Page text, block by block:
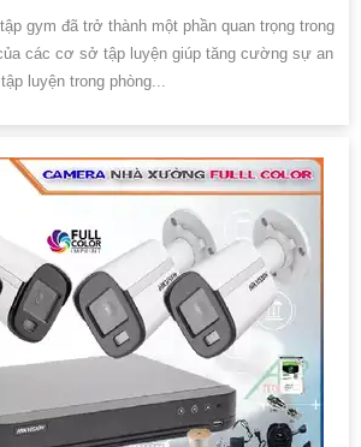
gym đã trở thành một phần quan trọng trong
các cơ sở tập luyện giúp tăng cường sự an
luyện trong phòng...